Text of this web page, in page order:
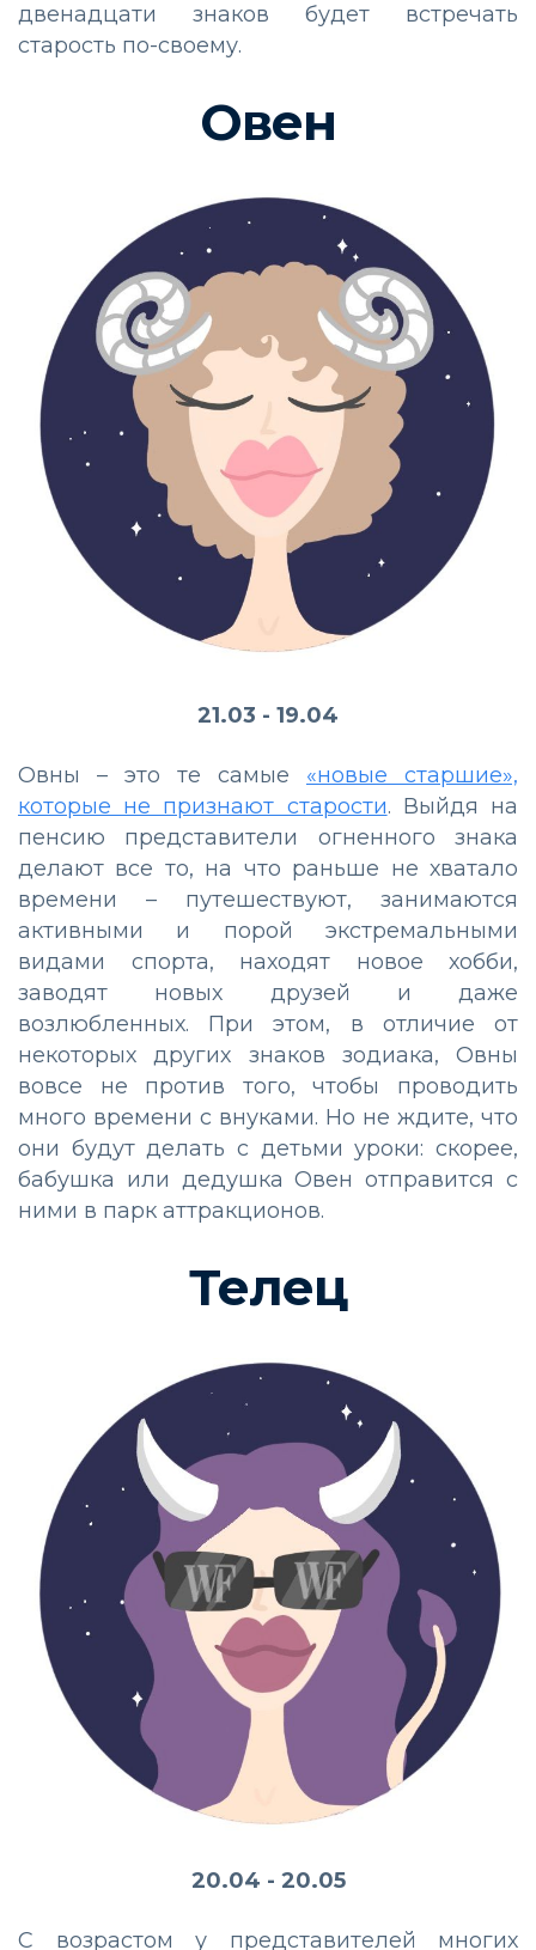
двенадцати знаков будет встречать
старость по-своему.
Овен
21.03 - 19.04
Овны – это те самые «новые старшие»,
которые не признают старости. Выйдя на
пенсию представители огненного знака
делают все то, на что раньше не хватало
времени – путешествуют, занимаются
активными и порой экстремальными
видами спорта, находят новое хобби,
заводят новых друзей и даже
возлюбленных. При этом, в отличие от
некоторых других знаков зодиака, Овны
вовсе не против того, чтобы проводить
много времени с внуками. Но не ждите, что
они будут делать с детьми уроки: скорее,
бабушка или дедушка Овен отправится с
ними в парк аттракционов.
Телец
20.04 - 20.05
С возрастом у представителей многих